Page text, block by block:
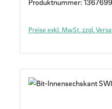
Produktnummer:
Preise exkl. MwSt. zzgl.